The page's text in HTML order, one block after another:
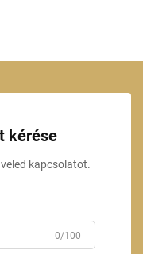
kérése
kapcsolatot.
0/100